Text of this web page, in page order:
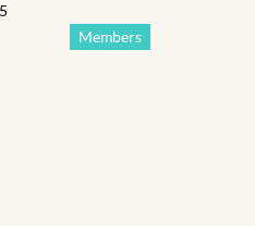
Members